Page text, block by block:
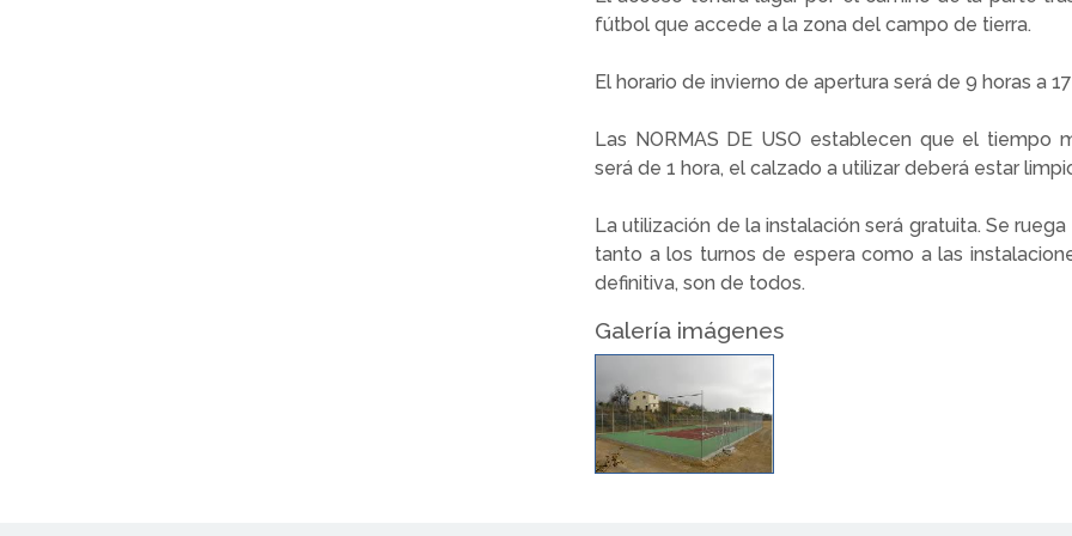
fútbol que accede a la zona del campo de tierra.
El horario de invierno de apertura será de 9 horas a
Las NORMAS DE USO establecen que el tiempo
será de 1 hora, el calzado a utilizar deberá estar
La utilización de la instalación será gratuita. Se
tanto a los turnos de espera como a las
definitiva, son de todos.
Galería imágenes